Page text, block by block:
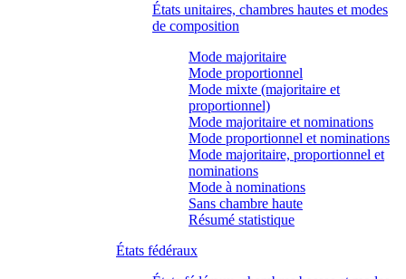
États unitaires, chambres hautes et modes
de composition
Mode majoritaire
Mode proportionnel
Mode mixte (majoritaire et
proportionnel)
Mode majoritaire et nominations
Mode proportionnel et nominations
Mode majoritaire, proportionnel et
nominations
Mode à nominations
Sans chambre haute
Résumé statistique
États fédéraux